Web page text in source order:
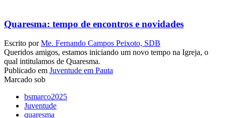
Quaresma: tempo de encontros e novidades
Escrito porMe. Fernando Campos Peixoto, SDB
Queridos amigos, estamos iniciando um novo tempo na Igreja, o
qual intitulamos de Quaresma.
Publicado em Juventude em Pauta
Marcado sob
bsmarco2025
Juventude
quaresma